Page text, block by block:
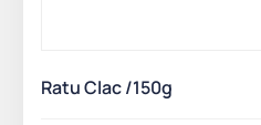
Ratu Clac /150g